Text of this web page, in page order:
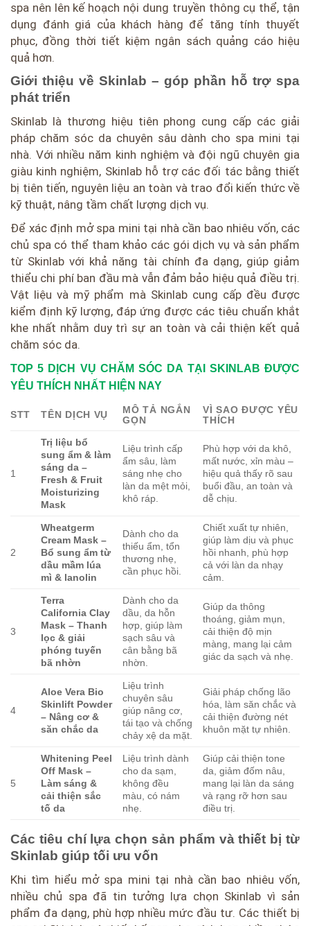
spa nên lên kế hoạch nội dung truyền thông cụ thể, tận
dụng đánh giá của khách hàng để tăng tính thuyết
phục, đồng thời tiết kiệm ngân sách quảng cáo hiệu
quả hơn.
Giới thiệu về Skinlab – góp phần hỗ trợ spa
phát triển
Skinlab là thương hiệu tiên phong cung cấp các giải
pháp chăm sóc da chuyên sâu dành cho spa mini tại
nhà. Với nhiều năm kinh nghiệm và đội ngũ chuyên gia
giàu kinh nghiệm, Skinlab hỗ trợ các đối tác bằng thiết
bị tiên tiến, nguyên liệu an toàn và trao đổi kiến thức về
kỹ thuật, nâng tầm chất lượng dịch vụ.
Để xác định mở spa mini tại nhà cần bao nhiêu vốn, các
chủ spa có thể tham khảo các gói dịch vụ và sản phẩm
từ Skinlab với khả năng tài chính đa dạng, giúp giảm
thiểu chi phí ban đầu mà vẫn đảm bảo hiệu quả điều trị.
Vật liệu và mỹ phẩm mà Skinlab cung cấp đều được
kiểm định kỹ lượng, đáp ứng được các tiêu chuẩn khắt
khe nhất nhằm duy trì sự an toàn và cải thiện kết quả
chăm sóc da.
TOP 5 DỊCH VỤ CHĂM SÓC DA TẠI SKINLAB ĐƯỢC
YÊU THÍCH NHẤT HIỆN NAY
STT TÊN DỊCH VỤ
MÔ TẢ NGẮN
GỌN
VÌ SAO ĐƯỢC YÊU
THÍCH
1
Trị liệu bổ
sung ẩm & làm
sáng da –
Fresh & Fruit
Moisturizing
Mask
Liệu trình cấp
ẩm sâu, làm
sáng nhẹ cho
làn da mệt mỏi,
khô ráp.
Phù hợp với da khô,
mất nước, xỉn màu –
hiệu quả thấy rõ sau
buổi đầu, an toàn và
dễ chịu.
2
Wheatgerm
Cream Mask –
Bổ sung ẩm từ
dầu mầm lúa
mì & lanolin
Dành cho da
thiếu ẩm, tổn
thương nhẹ,
cần phục hồi.
Chiết xuất tự nhiên,
giúp làm dịu và phục
hồi nhanh, phù hợp
cả với làn da nhạy
cảm.
3
Terra
California Clay
Mask – Thanh
lọc & giải
phóng tuyến
bã nhờn
Dành cho da
dầu, da hỗn
hợp, giúp làm
sạch sâu và
cân bằng bã
nhờn.
Giúp da thông
thoáng, giảm mụn,
cải thiện độ mịn
màng, mang lại cảm
giác da sạch và nhẹ.
4
Aloe Vera Bio
Skinlift Powder
– Nâng cơ &
săn chắc da
Liệu trình
chuyên sâu
giúp nâng cơ,
tái tạo và chống
chảy xệ da mặt.
Giải pháp chống lão
hóa, làm săn chắc và
cải thiện đường nét
khuôn mặt tự nhiên.
5
Whitening Peel
Off Mask –
Làm sáng &
cải thiện sắc
tố da
Liệu trình dành
cho da sạm,
không đều
màu, có nám
nhẹ.
Giúp cải thiện tone
da, giảm đốm nâu,
mang lại làn da sáng
và rạng rỡ hơn sau
điều trị.
Các tiêu chí lựa chọn sản phẩm và thiết bị từ
Skinlab giúp tối ưu vốn
Khi tìm hiểu mở spa mini tại nhà cần bao nhiêu vốn,
nhiều chủ spa đã tin tưởng lựa chọn Skinlab vì sản
phẩm đa dạng, phù hợp nhiều mức đầu tư. Các thiết bị